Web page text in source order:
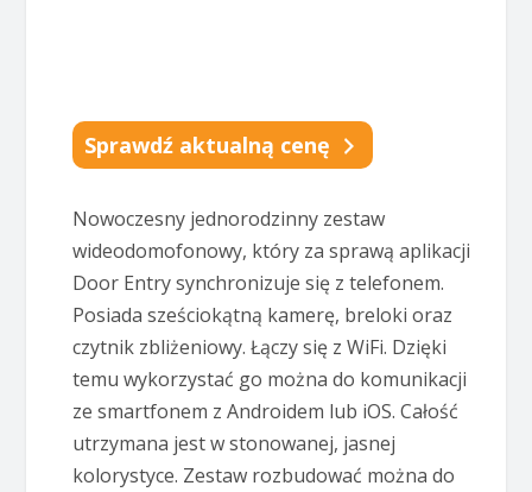
Sprawdź aktualną cenę
Nowoczesny jednorodzinny zestaw
wideodomofonowy, który za sprawą aplikacji
Door Entry synchronizuje się z telefonem.
Posiada sześciokątną kamerę, breloki oraz
czytnik zbliżeniowy. Łączy się z WiFi. Dzięki
temu wykorzystać go można do komunikacji
ze smartfonem z Androidem lub iOS. Całość
utrzymana jest w stonowanej, jasnej
kolorystyce. Zestaw rozbudować można do